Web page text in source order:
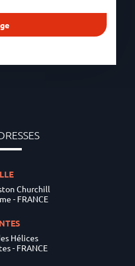
Churchill
- FRANCE
Hélices
- FRANCE